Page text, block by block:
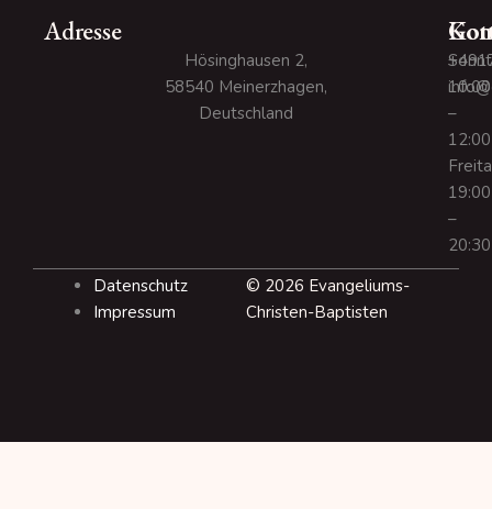
Adresse
Hösinghausen 2,
58540 Meinerzhagen,
Deutschland
10:00
–
12:00
19:00
–
20:30
© 2026 Evangeliums-
Christen-Baptisten
Datenschutz
Impressum